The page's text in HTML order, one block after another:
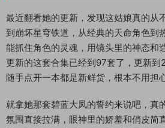
最近翻看她的更新，发现这姑娘真的从
到崩坏星穹铁道，从经典的天命角色到
能抓住角色的灵魂，用镜头里的神态和
更新的这套合集已经到97套了，更新
随手点开一本都是新鲜货，根本不用担
就拿她那套碧蓝大凤的誓约来说吧，真
氛围直接拉满，眼神里的娇羞和俏皮简